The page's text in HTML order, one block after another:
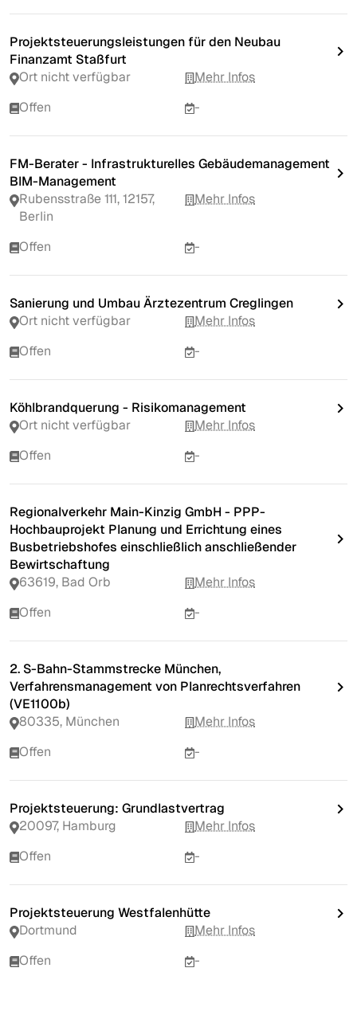
Projektsteuerungsleistungen für den Neubau
Finanzamt Staßfurt
Ort nicht verfügbar
Mehr Infos
Offen
-
FM-Berater - Infrastrukturelles Gebäudemanagement
BIM-Management
Rubensstraße 111, 12157,
Berlin
Mehr Infos
Offen -
Sanierung und Umbau Ärztezentrum Creglingen
Ort nicht verfügbar
Mehr Infos
Offen
-
Köhlbrandquerung - Risikomanagement
Ort nicht verfügbar
Mehr Infos
Offen
-
Regionalverkehr Main-Kinzig GmbH - PPP-
Hochbauprojekt Planung und Errichtung eines
Busbetriebshofes einschließlich anschließender
Bewirtschaftung
63619, Bad Orb
Mehr Infos
Offen
-
2. S-Bahn-Stammstrecke München,
Verfahrensmanagement von Planrechtsverfahren
(VE1100b)
80335, München
Mehr Infos
Offen
-
Projektsteuerung: Grundlastvertrag
20097, Hamburg
Mehr Infos
Offen
-
Projektsteuerung Westfalenhütte
Dortmund
Mehr Infos
Offen
-